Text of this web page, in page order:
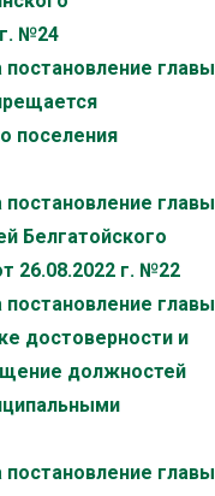
№24
главы
поселения
главы
Белгатойского
26.08.2022 г. №22
главы
достоверности и
должностей
главы